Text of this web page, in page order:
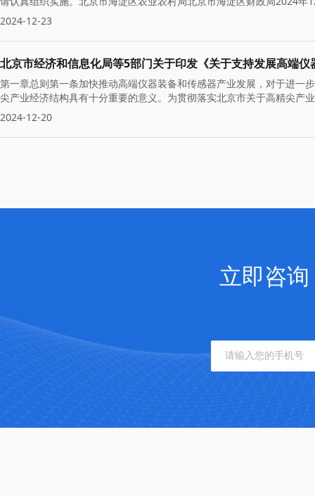
2024-12-23
第一章总则第一条加快推动高端仪器装备和传感器产业发展，对于进一
尖产业经济结构具有十分重要的意义。为贯彻落实北京市关于高精尖产
2024-12-20
立即咨